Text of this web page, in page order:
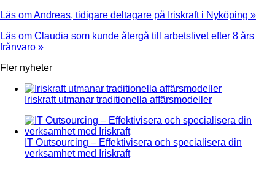
Läs om Andreas, tidigare deltagare på Iriskraft i Nyköping »
Läs om Claudia som kunde återgå till arbetslivet efter 8 års
frånvaro »
Fler nyheter
Iriskraft utmanar traditionella affärsmodeller
IT Outsourcing – Effektivisera och specialisera din
verksamhet med Iriskraft